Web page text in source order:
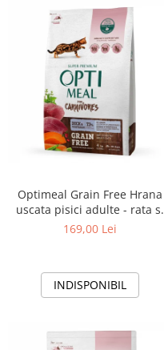
Optimeal Grain Free Hrana
uscata pisici adulte - rata si
legume, 4kg
169,00 Lei
INDISPONIBIL